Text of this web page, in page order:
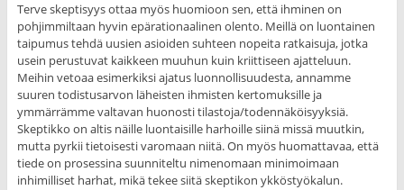
Terve skeptisyys ottaa myös huomioon sen, että ihminen on
pohjimmiltaan hyvin epärationaalinen olento. Meillä on luontainen
taipumus tehdä uusien asioiden suhteen nopeita ratkaisuja, jotka
usein perustuvat kaikkeen muuhun kuin kriittiseen ajatteluun.
Meihin vetoaa esimerkiksi ajatus luonnollisuudesta, annamme
suuren todistusarvon läheisten ihmisten kertomuksille ja
ymmärrämme valtavan huonosti tilastoja/todennäköisyyksiä.
Skeptikko on altis näille luontaisille harhoille siinä missä muutkin,
mutta pyrkii tietoisesti varomaan niitä. On myös huomattavaa, että
tiede on prosessina suunniteltu nimenomaan minimoimaan
inhimilliset harhat, mikä tekee siitä skeptikon ykköstyökalun.